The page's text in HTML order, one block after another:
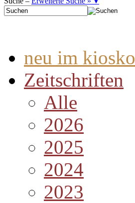
▼
neu im kiosko
Zeitschriften
Alle
2026
2025
2024
2023